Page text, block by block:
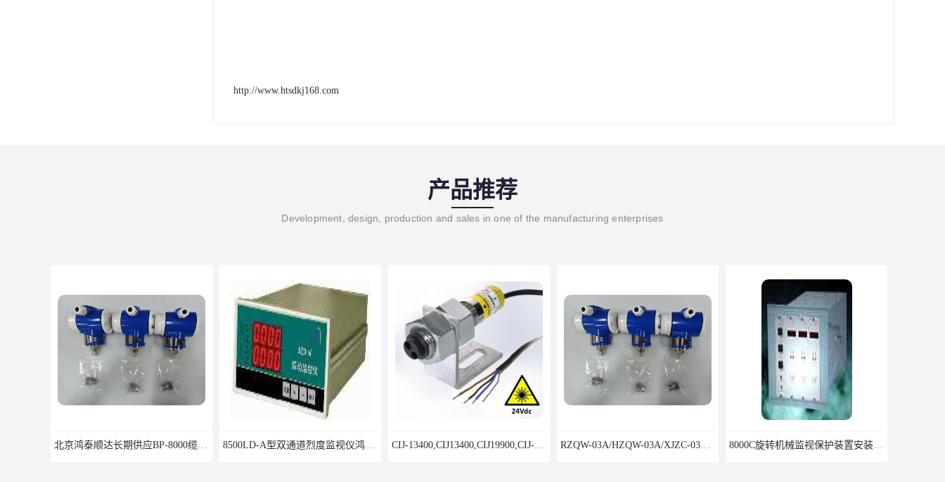
http://www.htsdkj168.com
产品推荐
Development, design, production and sales in one of the manufacturing enterprises
北京鸿泰顺达长期供应BP-8000缆式液位计，0-5米现场显示；BP-8000缆式液位计，0-5米现场显示询价电话 8500LD-A型双通道烈度监视仪鸿泰产品性价比好 CIJ-13400,CIJ13400,CIJ19900,CIJ-19200,CIJI3500Y转速传感器 RZQW-03A/HZQW-03A/XJZC-03A汽轮机监测装置 8000C旋转机械监视保护装置安装包装运输调试注意问题